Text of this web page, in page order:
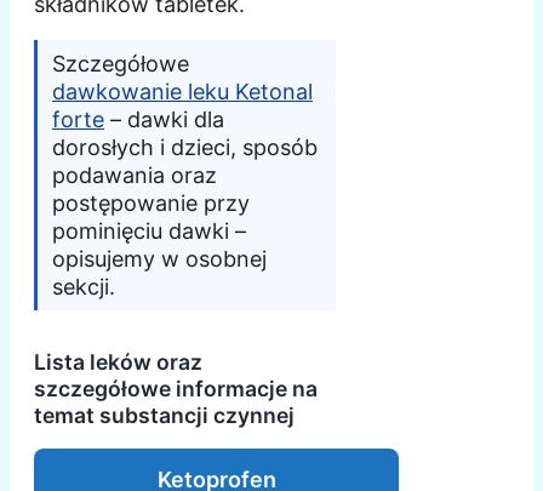
Szczegółowe
dawkowanie leku Ketonal
forte – dawki dla
dorosłych i dzieci, sposób
podawania oraz
postępowanie przy
pominięciu dawki –
opisujemy w osobnej
sekcji.
Lista leków oraz
szczegółowe informacje na
temat substancji czynnej
Ketoprofen